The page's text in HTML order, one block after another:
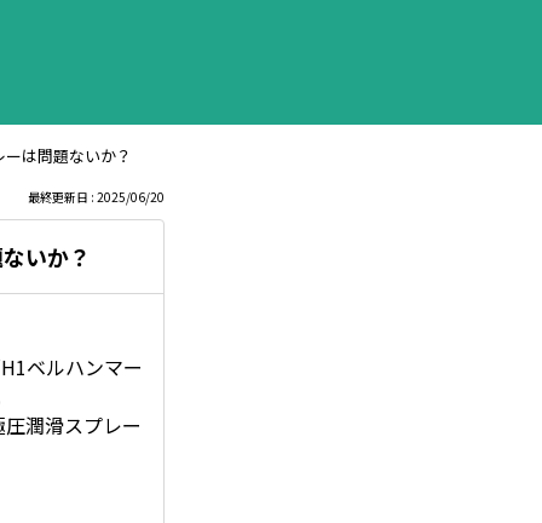
は問題ないか？
最終更新日 : 2025/06/20
いか？
ベルハンマー
潤滑スプレー